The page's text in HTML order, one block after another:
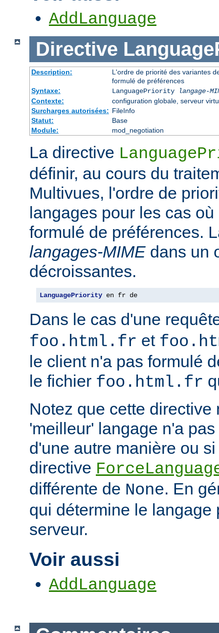
AddLanguage
Directive
Description:
L'ordre de priorité des variantes
formulé de préférences
Syntaxe:
LanguagePriority
langage-
Contexte:
configuration globale, serveur
Surcharges autorisées: FileInfo
Statut:
Base
Module:
mod_negotiation
La directive
définir, au cours du
Multivues, l'ordre de
langages pour les cas
formulé de préférences.
langages-MIME dans un
décroissantes.
LanguagePriority en fr de
Dans le cas d'une
foo.html.fr et
le client n'a pas formulé
le fichier foo.html.fr
Notez que cette directive
'meilleur' langage n'a
d'une autre manière ou
directive
différente de None. En
qui détermine le langage
serveur.
Voir aussi
AddLanguage